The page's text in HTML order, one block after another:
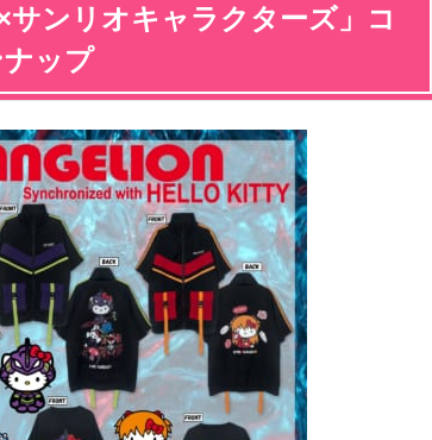
サンリオキャラクターズ」コ
ップ